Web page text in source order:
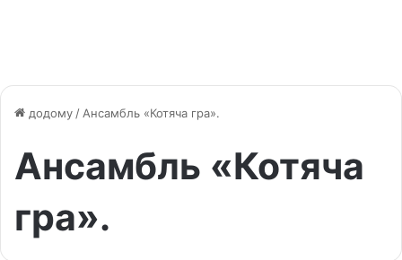
додому/Ансамбль «Котяча гра».
Ансамбль «Котяча
гра».